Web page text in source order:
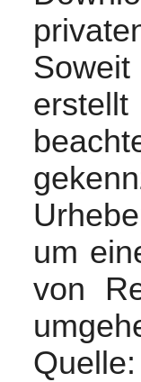
um
von
Quelle: